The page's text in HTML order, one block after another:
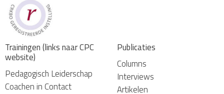
Trainingen (links naar CPC
website)
Pedagogisch Leiderschap
Coachen in Contact
Publicaties
Columns
Interviews
Artikelen